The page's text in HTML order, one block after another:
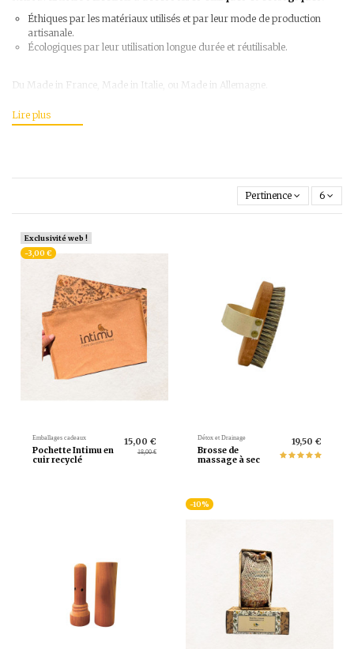
Éthiques par les matériaux utilisés et par leur mode de production
artisanale.
Écologiques par leur utilisation longue durée et réutilisable.
Du Made in France, Made in Italie, ou Made in Allemagne.
Pertinence 6
Exclusivité web !
-3,00 €
Emballages cadeaux
Pochette Intimu en
cuir recyclé
15,00 €
18,00 €
Détox et Drainage
Brosse de
massage à sec
19,50 €
-10%